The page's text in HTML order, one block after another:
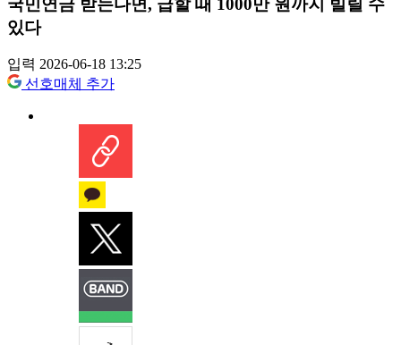
국민연금 받는다면, 급할 때 1000만 원까지 빌릴 수
있다
입력 2026-06-18 13:25
선호매체 추가